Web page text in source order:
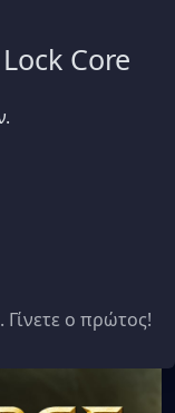
Core
ο πρώτος!